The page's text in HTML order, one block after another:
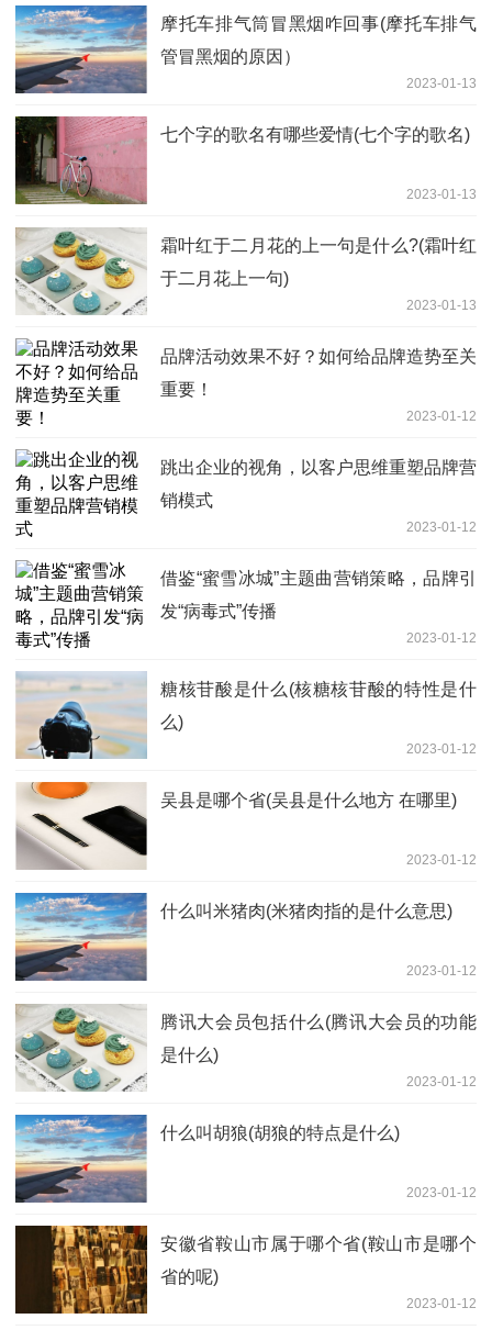
摩托车排气筒冒黑烟咋回事(摩托车排气
管冒黑烟的原因）
2023-01-13
七个字的歌名有哪些爱情(七个字的歌名)
2023-01-13
霜叶红于二月花的上一句是什么?(霜叶红
于二月花上一句)
2023-01-13
品牌活动效果不好？如何给品牌造势至关
重要！
2023-01-12
跳出企业的视角，以客户思维重塑品牌营
销模式
2023-01-12
借鉴“蜜雪冰城”主题曲营销策略，品牌引
发“病毒式”传播
2023-01-12
糖核苷酸是什么(核糖核苷酸的特性是什
么)
2023-01-12
吴县是哪个省(吴县是什么地方 在哪里)
2023-01-12
什么叫米猪肉(米猪肉指的是什么意思)
2023-01-12
腾讯大会员包括什么(腾讯大会员的功能
是什么)
2023-01-12
什么叫胡狼(胡狼的特点是什么)
2023-01-12
安徽省鞍山市属于哪个省(鞍山市是哪个
省的呢)
2023-01-12